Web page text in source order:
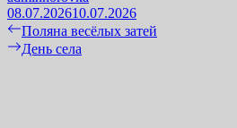
08.07.202610.07.2026
Навигация
по
Previous
post:
Поляна весёлых затей
Next
День села